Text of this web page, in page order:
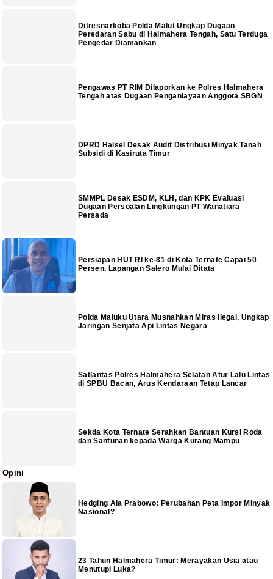
Ditresnarkoba Polda Malut Ungkap Dugaan
Peredaran Sabu di Halmahera Tengah, Satu Terduga
Pengedar Diamankan
Pengawas PT RIM Dilaporkan ke Polres Halmahera
Tengah atas Dugaan Penganiayaan Anggota SBGN
DPRD Halsel Desak Audit Distribusi Minyak Tanah
Subsidi di Kasiruta Timur
SMMPL Desak ESDM, KLH, dan KPK Evaluasi
Dugaan Persoalan Lingkungan PT Wanatiara
Persada
Persiapan HUT RI ke-81 di Kota Ternate Capai 50
Persen, Lapangan Salero Mulai Ditata
Polda Maluku Utara Musnahkan Miras Ilegal, Ungkap
Jaringan Senjata Api Lintas Negara
Satlantas Polres Halmahera Selatan Atur Lalu Lintas
di SPBU Bacan, Arus Kendaraan Tetap Lancar
Sekda Kota Ternate Serahkan Bantuan Kursi Roda
dan Santunan kepada Warga Kurang Mampu
Opini
Hedging Ala Prabowo: Perubahan Peta Impor Minyak
Nasional?
23 Tahun Halmahera Timur: Merayakan Usia atau
Menutupi Luka?